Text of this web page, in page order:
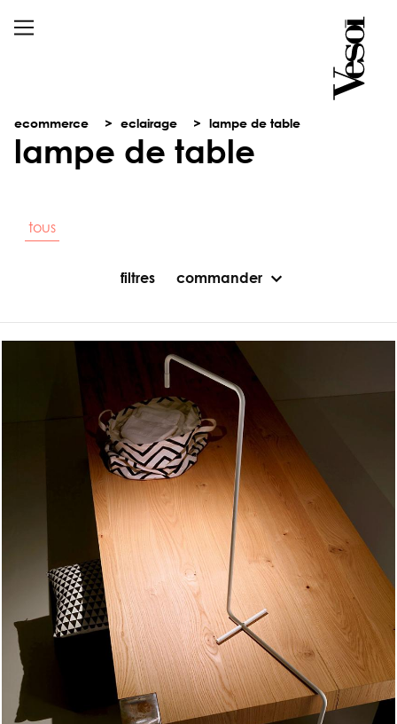
ecommerce eclairage lampe de table
lampe de table
tous
filtres commander